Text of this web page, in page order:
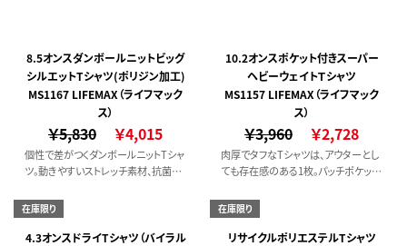
8.5オンスダンボールニットビッグ
シルエットTシャツ(ポリジン加工)
MS1167 LIFEMAX（ライフマック
ス）
￥5,830 ￥4,015
個性で差がつくダンボールニットTシャ
ツ。動きやすいストレッチ素材、抗菌防
10.2オンスポケット付きスーパー
ヘビーウェイトＴシャツ
MS1157 LIFEMAX（ライフマック
ス）
￥3,960 ￥2,728
肉厚でタフなTシャツは、アウターとし
ても存在感のある1枚。パッチポケット
在庫限り
4.3オンスドライTシャツ（バイラル
在庫限り
リサイクルポリエステルTシャツ